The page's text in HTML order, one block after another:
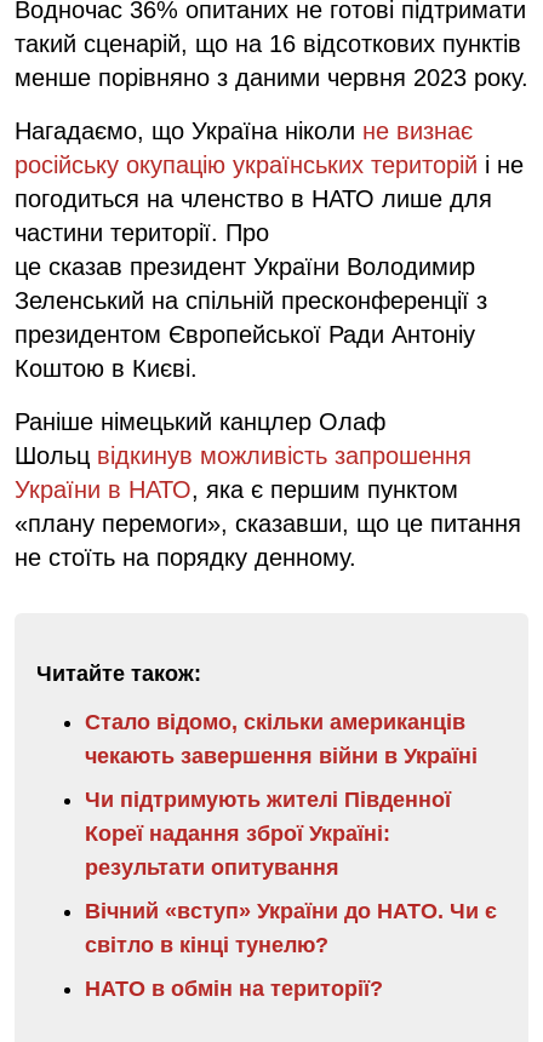
Водночас 36% опитаних не готові підтримати
такий сценарій, що на 16 відсоткових пунктів
менше порівняно з даними червня 2023 року.
Нагадаємо, що Україна ніколи не визнає
російську окупацію українських територій і не
погодиться на членство в НАТО лише для
частини території. Про
це сказав президент України Володимир
Зеленський на спільній пресконференції з
президентом Європейської Ради Антоніу
Коштою в Києві.
Раніше німецький канцлер Олаф
Шольц відкинув можливість запрошення
України в НАТО, яка є першим пунктом
«плану перемоги», сказавши, що це питання
не стоїть на порядку денному.
Читайте також:
Стало відомо, скільки американців
чекають завершення війни в Україні
Чи підтримують жителі Південної
Кореї надання зброї Україні:
результати опитування
Вічний «вступ» України до НАТО. Чи є
світло в кінці тунелю?
НАТО в обмін на території?